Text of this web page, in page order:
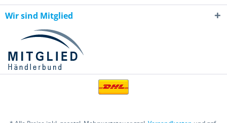
Wir sind Mitglied